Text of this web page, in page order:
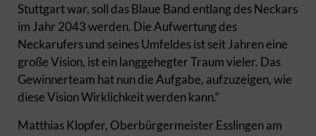
Stuttgart war, soll das Blaue Band entlang des Neckars
im Jahr 2043 werden. Die Aufwertung des
Neckarufers und seines Umfeldes ist seit Jahren eine
große Vision, ist ein langgehegter Traum vieler. Das
Gewinnerteam hat nun die Aufgabe, aufzuzeigen, wie
diese Vision Wirklichkeit werden kann.“
Matthias Klopfer, Oberbürgermeister Esslingen am